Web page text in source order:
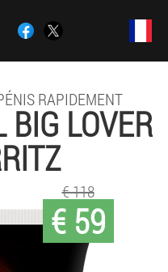
RAPIDEMENT
BIG LOVER
€ 59
€ 118